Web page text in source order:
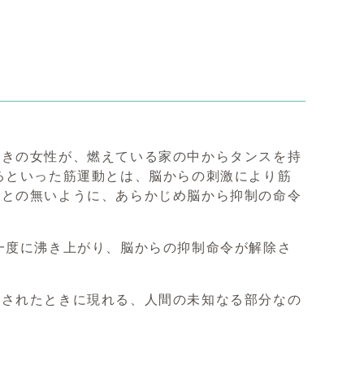
の女性が、燃えている家の中からタンスを持
いった筋運動とは、脳からの刺激により筋
の無いように、あらかじめ脳から抑制の命令
に沸き上がり、脳からの抑制命令が解除さ
れたときに現れる、人間の未知なる部分なの